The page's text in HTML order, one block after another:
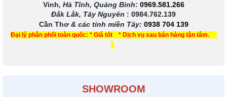
Vinh, Hà Tĩnh, Quảng Bình: 0969.581.266
Đắk Lắk, Tây Nguyên : 0984.762.139
Cần Thơ & các tỉnh miền Tây: 0938 704 139
Đại lý phân phối toàn quốc: * Giá tốt * Dịch vụ sau bán hàng tận tâm.
SHOWROOM